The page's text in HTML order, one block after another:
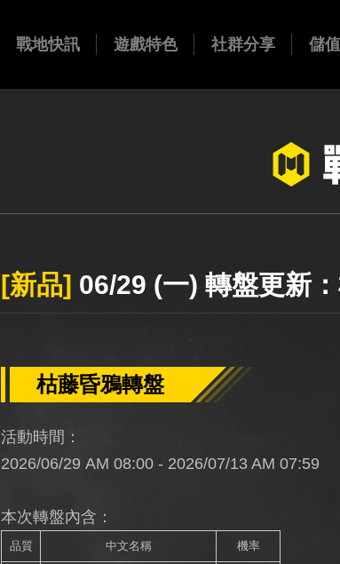
戰地快訊 遊戲特色 社群分享 儲
[新品] 06/29 (一) 轉盤更新
枯藤昏鴉轉盤
活動時間：
2026/06/29 AM 08:00 - 2026/07/13 AM 07:59
本次轉盤內含：
品質 中文名稱 機率